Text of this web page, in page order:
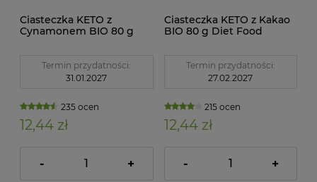
Ciasteczka KETO z
Cynamonem BIO 80 g
Termin przydatności:
31.01.2027
235 ocen
12,44 zł
- +
Ciasteczka KETO z Kakao
BIO 80 g Diet Food
Termin przydatności:
27.02.2027
215 ocen
12,44 zł
- +